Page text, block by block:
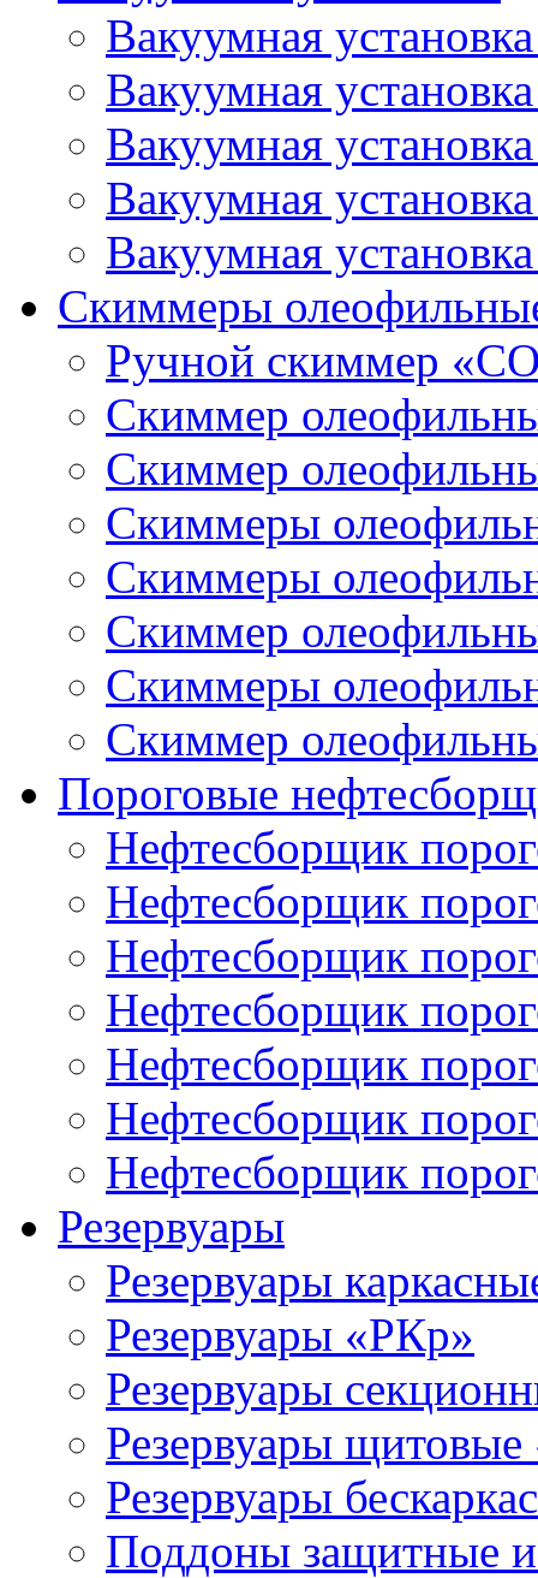
Вакуумная
Вакуумная
Вакуумная
Вакуумная
Вакуумная
Скиммеры
Ручной скиммер
Скиммер
Скиммер
Скиммеры
Скиммеры
Скиммер
Скиммеры
Скиммер
Пороговые
Нефтесборщик
Нефтесборщик
Нефтесборщик
Нефтесборщик
Нефтесборщик
Нефтесборщик
Нефтесборщик
Резервуары
Резервуары
Резервуары «РКр»
Резервуары
Резервуары
Резервуары
Поддоны защитные